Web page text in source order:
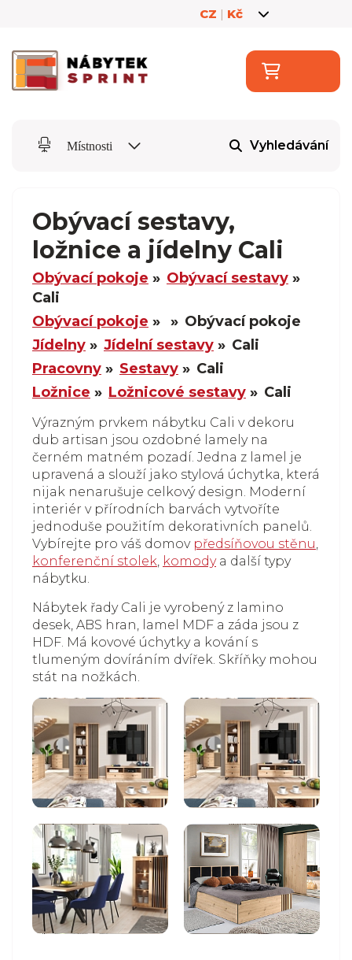
CZ | Kč
Místnosti Vyhledávání
Obývací sestavy,
ložnice a jídelny Cali
Obývací pokoje
Obývací sestavy
Cali
Obývací pokoje
Obývací pokoje
Jídelny
Jídelní sestavy
Cali
Pracovny
Sestavy
Cali
Ložnice
Ložnicové sestavy Cali
Výrazným prvkem nábytku Cali v dekoru
dub artisan jsou ozdobné lamely na
černém matném pozadí. Jedna z lamel je
upravená a slouží jako stylová úchytka, která
nijak nenarušuje celkový design. Moderní
interiér v přírodních barvách vytvoříte
jednoduše použitím dekorativních panelů.
Vybírejte pro váš domov předsíňovou stěnu,
konferenční stolek, komodya další typy
nábytku.
Nábytek řady Cali je vyrobený z lamino
desek, ABS hran, lamel MDF a záda jsou z
HDF. Má kovové úchytky a kování s
tlumeným dovíráním dvířek. Skříňky mohou
stát na nožkách.